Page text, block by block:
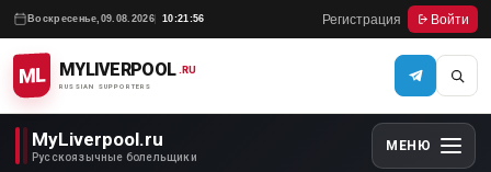
Воскресенье, 09.08.2026 10:21:56 Регистрация Войти
ML MYLIVERPOOL
RUSSIAN SUPPORTERS
.RU
MyLiverpool.ru
Русскоязычные болельщики
МЕНЮ